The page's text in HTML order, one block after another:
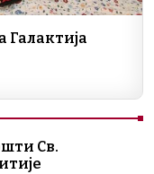
Галактија
Св.